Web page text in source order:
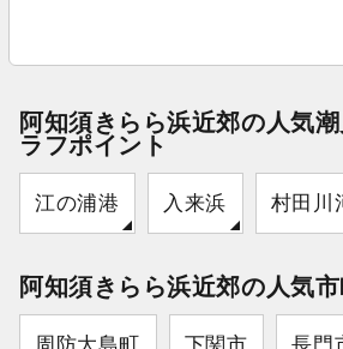
阿知須きらら浜近郊の人気
ラフポイント
江の浦港 入来浜 村田川
阿知須きらら浜近郊の人気
周防大島町 下関市 長門